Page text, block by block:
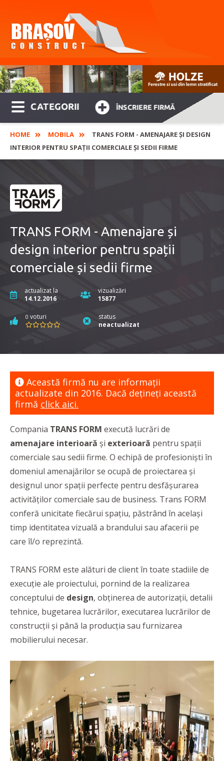
CATEGORII ÎNSCRIERE FIRMĂ
HOME MOBILA
TRANS FORM - AMENAJARE ȘI DESIGN
INTERIOR PENTRU SPAȚII COMERCIALE ȘI SEDII FIRME
TRANS FORM - Amenajare și
design interior pentru spații
comerciale și sedii firme
actualizat la
14.12.2016
vizualizări
15877
0 voturi
status
neactualizat
Această firmă nu are informaţii
actualizate din 2016. Dacă dețineți această
firmă click aici.
Compania TRANS FORM execută lucrări de
amenajare interioară și exterioară pentru spații
comerciale sau sedii firme. O echipă de profesioniști în
domeniul amenajărilor se ocupă de proiectarea și
designul unor spații perfecte pentru desfășurarea
activităților comerciale sau de business. Trans FORM
conferă unicitate fiecărui spațiu, păstrând în același
timp identitatea vizuală a brandului sau afacerii pe
care îl/o reprezintă.
TRANS FORM este alături de client în toate stadiile de
execuție ale proiectului, pornind de la realizarea
conceptului de design, obținerea de autorizații, detalii
tehnice, bugetarea lucrărilor, executarea lucrărilor de
construcții și până la producția sau furnizarea
mobilierului necesar.